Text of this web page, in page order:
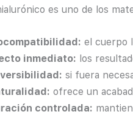
es uno de los
el cuerpo
inmediato: los
si fuera
ofrece un
controlada: